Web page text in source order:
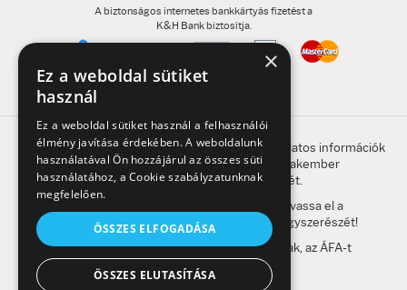
A biztonságos internetes bankkártyás fizetést a
K&H Bank biztosítja.
A honlap oldalain található, gyógyszerrel kapcsolatos információk
betegség esetén nem helyettesítik a szakember
megkeresésének szükségességét.
A kockázatokról és a mellékhatásokról olvassa el a
betegtájékoztatót, vagy kérdezze meg gyógyszerészét!
A weboldalon feltüntetett árak a bruttó árak, az ÁFA-t
tartalmazzák.
×
Ez a weboldal sütiket
használ
Ez a weboldal sütiket használ a felhasználói
élmény javítása érdekében. A weboldalunk
használatával Ön hozzájárul az összes süti
használatához, a Cookie szabályzatunknak
megfelelően.
ÖSSZES ELFOGADÁSA
ÖSSZES ELUTASÍTÁSA